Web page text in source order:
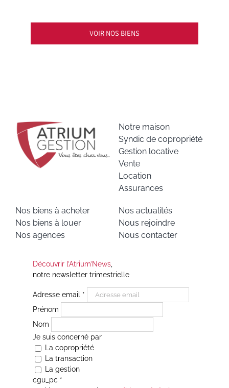
VOIR NOS BIENS
Notre maison
Syndic de copropriété
Gestion locative
Vente
Location
Assurances
Nos biens à acheter
Nos biens à louer
Nos agences
Nos actualités
Nous rejoindre
Nous contacter
Découvrir l’Atrium’News,
notre newsletter trimestrielle
Adresse email *
Prénom
Nom
Je suis concerné par
La copropriété
La transaction
La gestion
cgu_pc *